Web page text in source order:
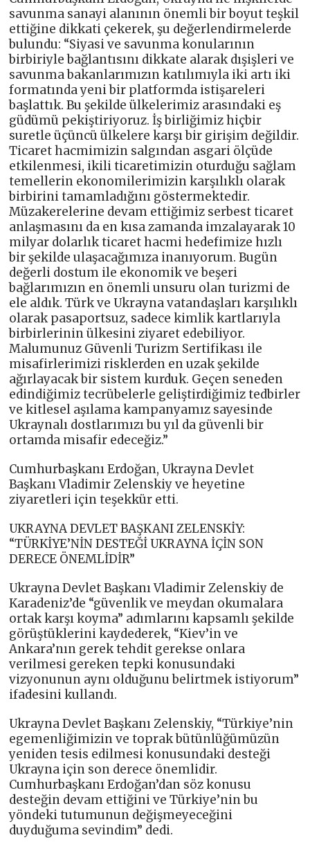
savunma sanayi alanının önemli bir boyut teşkil
ettiğine dikkati çekerek, şu değerlendirmelerde
bulundu: “Siyasi ve savunma konularının
birbiriyle bağlantısını dikkate alarak dışişleri ve
savunma bakanlarımızın katılımıyla iki artı iki
formatında yeni bir platformda istişareleri
başlattık. Bu şekilde ülkelerimiz arasındaki eş
güdümü pekiştiriyoruz. İş birliğimiz hiçbir
suretle üçüncü ülkelere karşı bir girişim değildir.
Ticaret hacmimizin salgından asgari ölçüde
etkilenmesi, ikili ticaretimizin oturduğu sağlam
temellerin ekonomilerimizin karşılıklı olarak
birbirini tamamladığını göstermektedir.
Müzakerelerine devam ettiğimiz serbest ticaret
anlaşmasını da en kısa zamanda imzalayarak 10
milyar dolarlık ticaret hacmi hedefimize hızlı
bir şekilde ulaşacağımıza inanıyorum. Bugün
değerli dostum ile ekonomik ve beşeri
bağlarımızın en önemli unsuru olan turizmi de
ele aldık. Türk ve Ukrayna vatandaşları karşılıklı
olarak pasaportsuz, sadece kimlik kartlarıyla
birbirlerinin ülkesini ziyaret edebiliyor.
Malumunuz Güvenli Turizm Sertifikası ile
misafirlerimizi risklerden en uzak şekilde
ağırlayacak bir sistem kurduk. Geçen seneden
edindiğimiz tecrübelerle geliştirdiğimiz tedbirler
ve kitlesel aşılama kampanyamız sayesinde
Ukraynalı dostlarımızı bu yıl da güvenli bir
ortamda misafir edeceğiz.”
Cumhurbaşkanı Erdoğan, Ukrayna Devlet
Başkanı Vladimir Zelenskiy ve heyetine
ziyaretleri için teşekkür etti.
UKRAYNA DEVLET BAŞKANI ZELENSKİY:
“TÜRKİYE’NİN DESTEĞİ UKRAYNA İÇİN SON
DERECE ÖNEMLİDİR”
Ukrayna Devlet Başkanı Vladimir Zelenskiy de
Karadeniz’de “güvenlik ve meydan okumalara
ortak karşı koyma” adımlarını kapsamlı şekilde
görüştüklerini kaydederek, “Kiev’in ve
Ankara’nın gerek tehdit gerekse onlara
verilmesi gereken tepki konusundaki
vizyonunun aynı olduğunu belirtmek istiyorum”
ifadesini kullandı.
Ukrayna Devlet Başkanı Zelenskiy, “Türkiye’nin
egemenliğimizin ve toprak bütünlüğümüzün
yeniden tesis edilmesi konusundaki desteği
Ukrayna için son derece önemlidir.
Cumhurbaşkanı Erdoğan’dan söz konusu
desteğin devam ettiğini ve Türkiye’nin bu
yöndeki tutumunun değişmeyeceğini
duyduğuma sevindim” dedi.